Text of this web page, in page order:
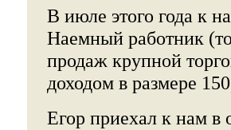
В июле этого года к
Наемный работник
продаж крупной
доходом в размере
Егор приехал к нам в